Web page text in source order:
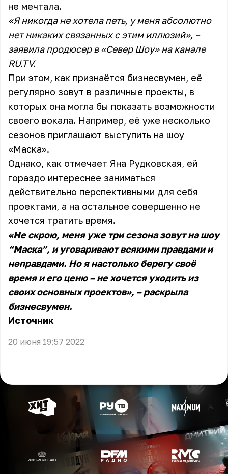
не мечтала.
«Я никогда не хотела петь, у меня абсолютно
нет никаких связанных с этим иллюзий», –
заявила продюсер в «Север Шоу» на канале
RU.TV.
При этом, как признаётся бизнесвумен, её
регулярно зовут в различные проекты, в
которых она могла бы показать возможности
своего вокала. Например, её уже несколько
сезонов приглашают выступить на шоу
«Маска».
Однако, как отмечает Яна Рудковская, ей
гораздо интереснее заниматься
действительно перспективными для себя
проектами, а на остальное совершенно не
хочется тратить время.
«Не скрою, меня уже три сезона зовут на шоу
“Маска”, и уговаривают всякими правдами и
неправдами. Но я настолько берегу своё
время и его ценю – не хочется уходить из
своих основных проектов», – раскрыла
бизнесвумен.
Источник
20 июня 19:57 2022